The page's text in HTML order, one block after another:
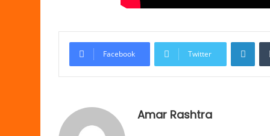
Facebook Twitter
Amar Rashtra